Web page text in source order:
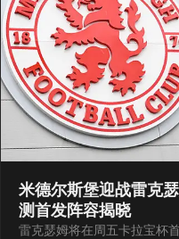
米德尔斯堡迎战雷克
测首发阵容揭晓
雷克瑟姆将在周五卡拉宝杯